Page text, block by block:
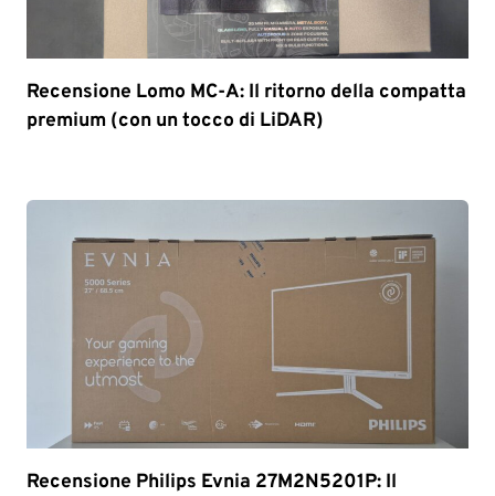
Recensione Lomo MC-A: Il ritorno della compatta
premium (con un tocco di LiDAR)
Recensione Philips Evnia 27M2N5201P: Il